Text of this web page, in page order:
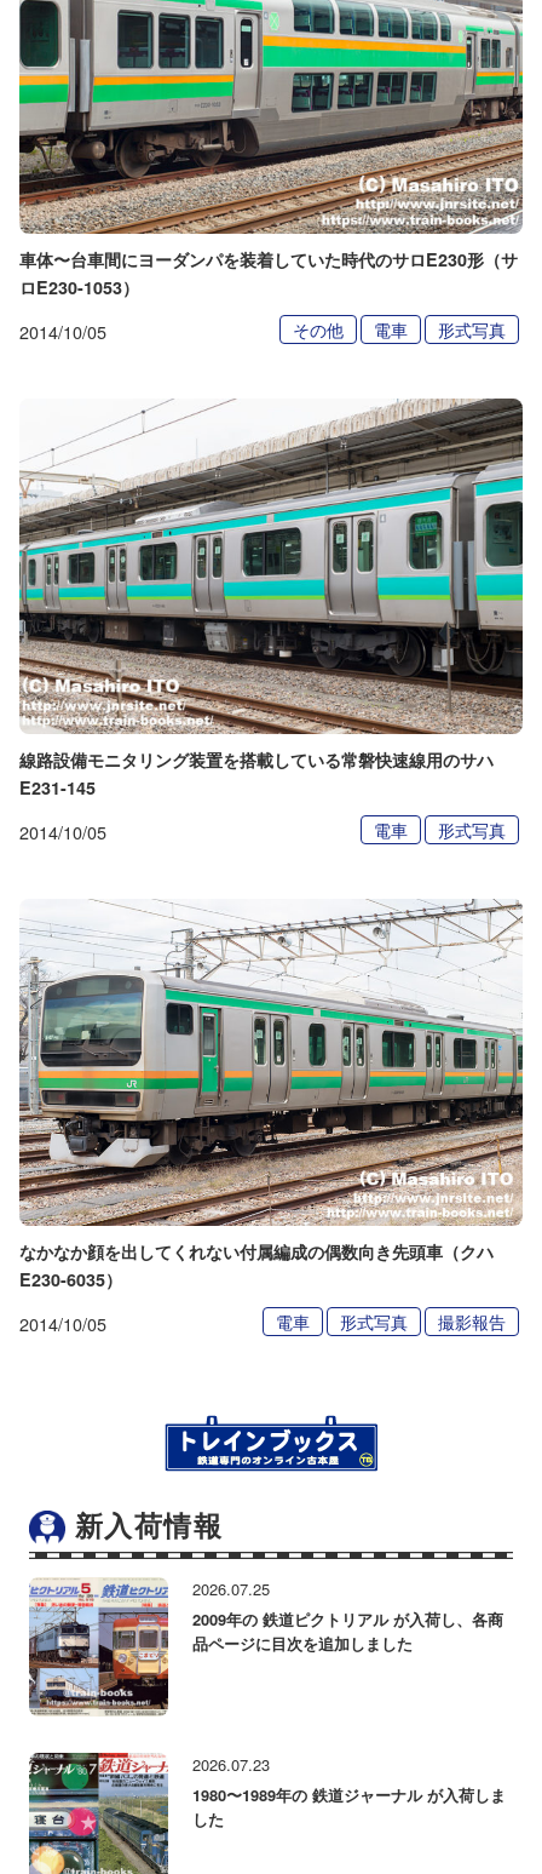
車体〜台車間にヨーダンパを装着していた時代のサロE230形（サ
ロE230-1053）
2014/10/05 その他 電車 形式写真
線路設備モニタリング装置を搭載している常磐快速線用のサハ
E231-145
2014/10/05 電車 形式写真
なかなか顔を出してくれない付属編成の偶数向き先頭車（クハ
E230-6035）
2014/10/05 電車 形式写真 撮影報告
新入荷情報
2026.07.25
2009年の 鉄道ピクトリアル が入荷し、各商
品ページに目次を追加しました
2026.07.23
1980〜1989年の 鉄道ジャーナル が入荷しま
した